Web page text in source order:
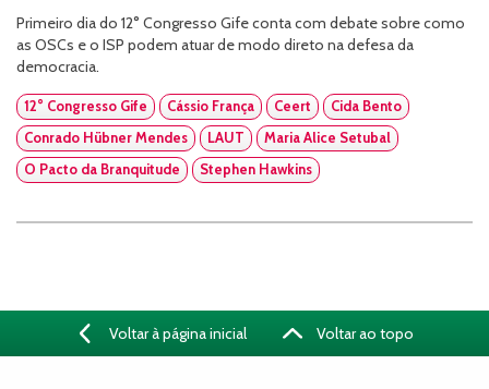
Primeiro dia do 12° Congresso Gife conta com debate sobre como
as OSCs e o ISP podem atuar de modo direto na defesa da
democracia.
12° Congresso Gife Cássio França Ceert
Cida Bento
Conrado Hübner Mendes
LAUT
Maria Alice Setubal
O Pacto da Branquitude
Stephen Hawkins
Voltar à página inicial Voltar ao topo